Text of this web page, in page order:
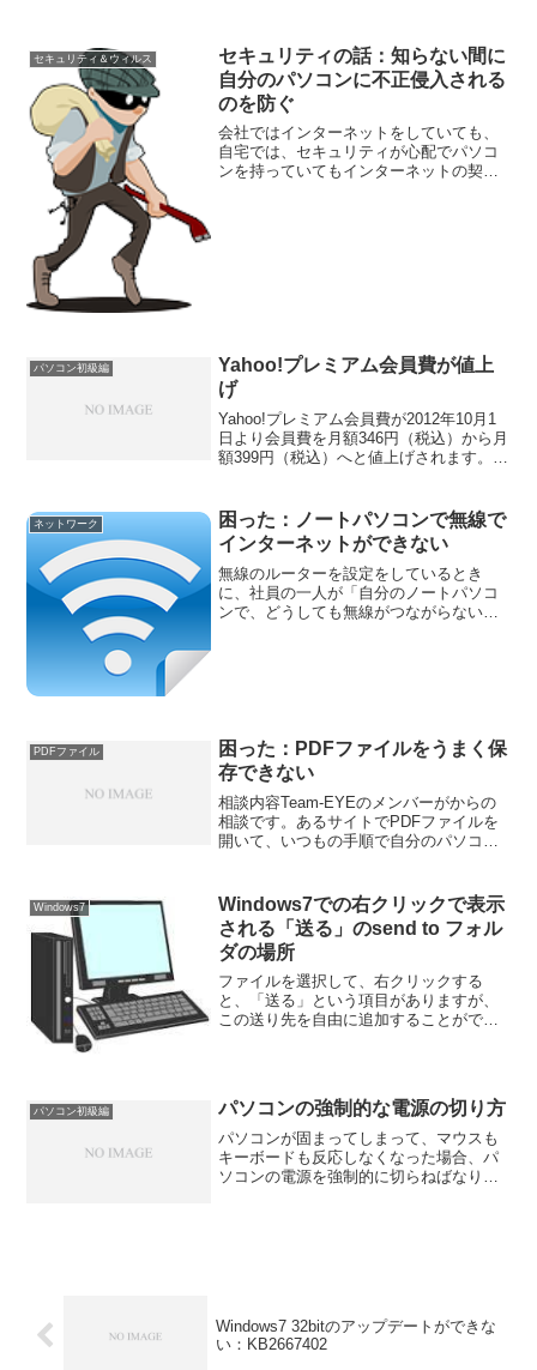
セキュリティ＆ウィルス
セキュリティの話：知らない間に
自分のパソコンに不正侵入される
のを防ぐ
会社ではインターネットをしていても、
自宅では、セキュリティが心配でパソコ
ンを持っていてもインターネットの契約
パソコン初級編
Yahoo!プレミアム会員費が値上
げ
Yahoo!プレミアム会員費が2012年10月1
日より会員費を月額346円（税込）から月
額399円（税込）へと値上げされます。こ
ネットワーク
困った：ノートパソコンで無線で
インターネットができない
無線のルーターを設定をしているとき
に、社員の一人が「自分のノートパソコ
ンで、どうしても無線がつながらないの
PDFファイル
困った：PDFファイルをうまく保
存できない
相談内容Team-EYEのメンバーがからの
相談です。あるサイトでPDFファイルを
開いて、いつもの手順で自分のパソコン
存できない。どうしたらいいでしょう？
診断実際に、目の...
Windows7
Windows7での右クリックで表示
される「送る」のsend to フォル
ダの場所
ファイルを選択して、右クリックする
と、「送る」という項目がありますが、
この送り先を自由に追加することができ
C:Users［...
パソコン初級編 パソコンの強制的な電源の切り方
パソコンが固まってしまって、マウスも
キーボードも反応しなくなった場合、パ
ソコンの電源を強制的に切らねばなりま
Windows7 32bitのアップデートができな
い：KB2667402